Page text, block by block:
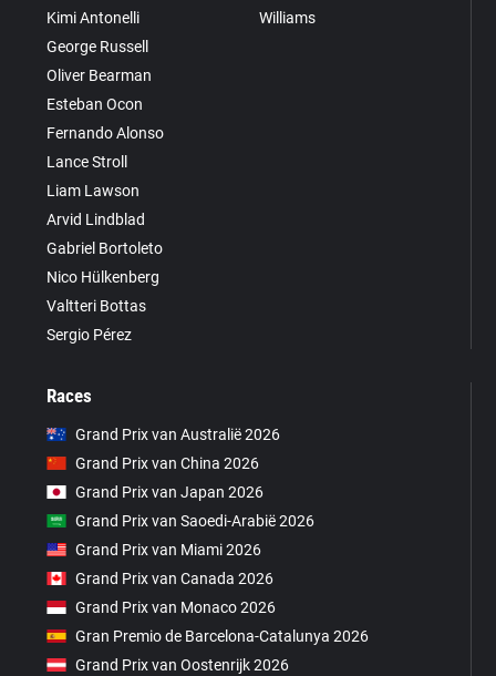
Kimi Antonelli
George Russell
Oliver Bearman
Esteban Ocon
Fernando Alonso
Lance Stroll
Liam Lawson
Arvid Lindblad
Gabriel Bortoleto
Nico Hülkenberg
Valtteri Bottas
Sergio Pérez
Williams
Races
Grand Prix van Australië 2026
Grand Prix van China 2026
Grand Prix van Japan 2026
Grand Prix van Saoedi-Arabië 2026
Grand Prix van Miami 2026
Grand Prix van Canada 2026
Grand Prix van Monaco 2026
Gran Premio de Barcelona-Catalunya 2026
Grand Prix van Oostenrijk 2026